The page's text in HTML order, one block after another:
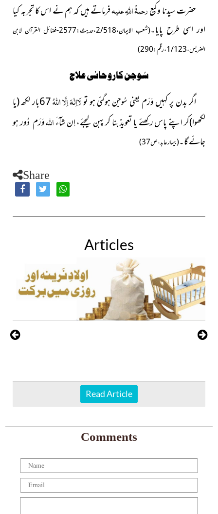
حضرت سیدنا وکیعرحمۃُ اللہِ علیہفرماتے ہیں کہ ہم نے اس کا تجربہ کیا
اور اسی طرح پایا۔
(شعب الایمان،2/518،حدیث:2577-فضائل القرآن لابن
الضریس، 1/123،رقم:290)
سُوجن کاروحانی علاج
اگر بدن پر کہیں وَرَم یعنی سُوجن ہوگئی ہو تولَااِلٰہَ اِلَّا اللہُ
67بار لکھ (یا
لکھوا)کر اپنے پاس رکھئے یا تعویذ بنا کر پہن لیجئے، اِن شآءَاللہوَرَم دُور ہو
جائے گا۔(بیمار عابد،ص37)
Share
Articles
Read Article
Comments